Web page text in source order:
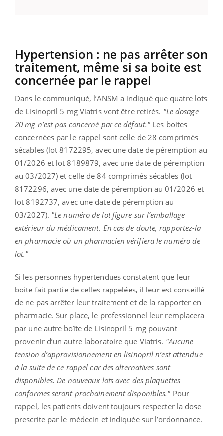
Hypertension : ne pas arrêter son
traitement, même si sa boite est
concernée par le rappel
Dans le communiqué, l’ANSM a indiqué que quatre lots
de Lisinopril 5 mg Viatris vont être retirés. "Le dosage
20 mg n’est pas concerné par ce défaut." Les boites
concernées par le rappel sont celle de 28 comprimés
sécables (lot 8172295, avec une date de péremption au
01/2026 et lot 8189879, avec une date de péremption
au 03/2027) et celle de 84 comprimés sécables (lot
8172296, avec une date de péremption au 01/2026 et
lot 8192737, avec une date de péremption au
03/2027). "Le numéro de lot figure sur l’emballage
extérieur du médicament. En cas de doute, rapportez-la
en pharmacie où un pharmacien vérifiera le numéro de
lot."
Si les personnes hypertendues constatent que leur
boite fait partie de celles rappelées, il leur est conseillé
de ne pas arrêter leur traitement et de la rapporter en
pharmacie. Sur place, le professionnel leur remplacera
par une autre boîte de Lisinopril 5 mg pouvant
provenir d’un autre laboratoire que Viatris. "Aucune
tension d’approvisionnement en lisinopril n’est attendue
à la suite de ce rappel car des alternatives sont
disponibles. De nouveaux lots avec des plaquettes
conformes seront prochainement disponibles." Pour
rappel, les patients doivent toujours respecter la dose
prescrite par le médecin et indiquée sur l’ordonnance.